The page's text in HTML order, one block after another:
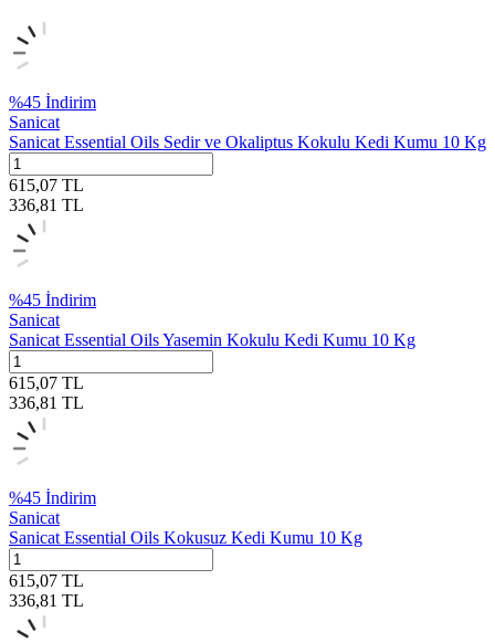
%45 İndirim
Sanicat
Sanicat Essential Oils Sedir ve Okaliptus Kokulu Kedi Kumu 10 Kg
615,07 TL
336,81 TL
%45 İndirim
Sanicat
Sanicat Essential Oils Yasemin Kokulu Kedi Kumu 10 Kg
615,07 TL
336,81 TL
%45 İndirim
Sanicat
Sanicat Essential Oils Kokusuz Kedi Kumu 10 Kg
615,07 TL
336,81 TL